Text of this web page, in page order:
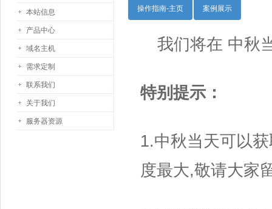
本站信息
产品中心
域名主机
需求定制
联系我们
关于我们
服务器资源
操作指南-主页 案例展示
我们将在 中秋
特别提示：
1.中秋当天可以
度最大,敬请大家